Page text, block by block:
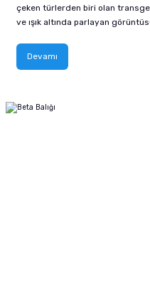
çeken türlerden biri olan
ve ışık altında parlayan
Devamı